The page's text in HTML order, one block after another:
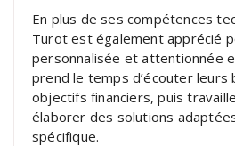
En plus de ses compétences
Turot est également apprécié
personnalisée et attentionnée
prend le temps d’écouter leurs
objectifs financiers, puis
élaborer des solutions
spécifique.